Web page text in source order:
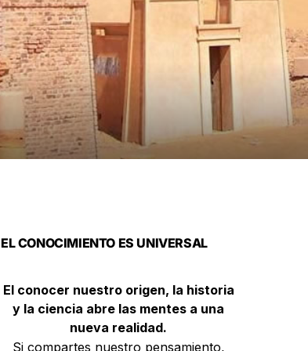
EL CONOCIMIENTO ES UNIVERSAL
El conocer nuestro origen, la historia
y la ciencia abre las mentes a una
nueva realidad.
Si compartes nuestro pensamiento,